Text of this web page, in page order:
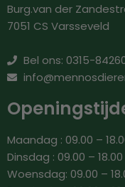
Burg.van der
7051 CS Varsseveld
Bel ons: 0315-
Maandag : 09.00 –
Dinsdag : 09.00 – 18.00
Woensdag: 09.00 –